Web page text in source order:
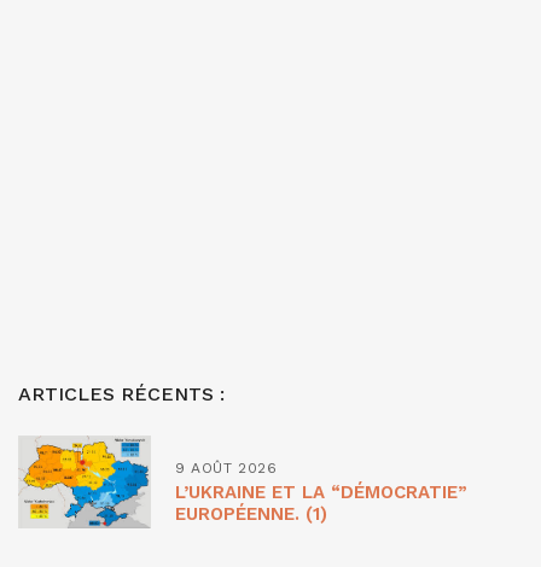
ARTICLES RÉCENTS :
9 AOÛT 2026
L’UKRAINE ET LA “DÉMOCRATIE”
EUROPÉENNE. (1)